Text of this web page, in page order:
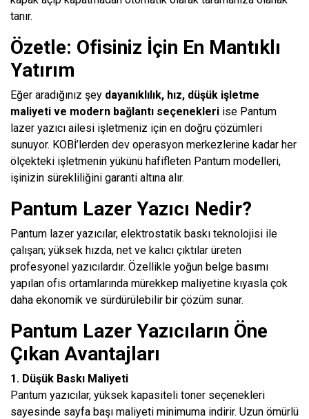
tanır.
Özetle: Ofisiniz İçin En Mantıklı
Yatırım
Eğer aradığınız şey dayanıklılık, hız, düşük işletme
maliyeti ve modern bağlantı seçenekleri ise Pantum
lazer yazıcı ailesi işletmeniz için en doğru çözümleri
sunuyor. KOBİ’lerden dev operasyon merkezlerine kadar her
ölçekteki işletmenin yükünü hafifleten Pantum modelleri,
işinizin sürekliliğini garanti altına alır.
Pantum Lazer Yazıcı Nedir?
Pantum lazer yazıcılar, elektrostatik baskı teknolojisi ile
çalışan; yüksek hızda, net ve kalıcı çıktılar üreten
profesyonel yazıcılardır. Özellikle yoğun belge basımı
yapılan ofis ortamlarında mürekkep maliyetine kıyasla çok
daha ekonomik ve sürdürülebilir bir çözüm sunar.
Pantum Lazer Yazıcıların Öne
Çıkan Avantajları
1. Düşük Baskı Maliyeti
Pantum yazıcılar, yüksek kapasiteli toner seçenekleri
sayesinde sayfa başı maliyeti minimuma indirir. Uzun ömürlü